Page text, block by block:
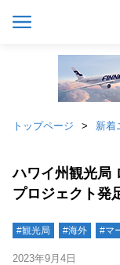
トップページ 新着
ハワイ州観光局
プロジェクト発
#観光局 #海外 #マ
2023年9月4日